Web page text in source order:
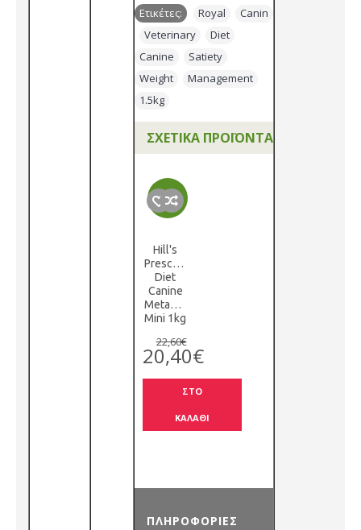
Ετικέτες:
Royal
Canin
Veterinary Diet
Canine
Satiety
Weight
Management
1.5kg
ΣΧΕΤΙΚΆ ΠΡΟΪΌΝΤΑ
-10%
Hill's
Prescription
Diet
Canine
Metabolic
Mini 1kg
22,60€
20,40€
ΣΤΟ
ΚΑΛΑΘΙ
ΠΛΗΡΟΦΟΡΊΕΣ